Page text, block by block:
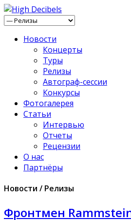
Новости
Концерты
Туры
Релизы
Автограф-сессии
Конкурсы
Фотогалерея
Статьи
Интервью
Отчеты
Рецензии
О нас
Партнёры
Новости / Релизы
Фронтмен